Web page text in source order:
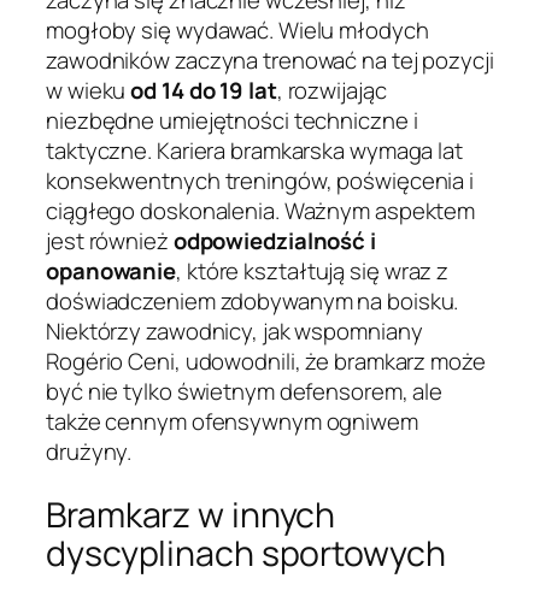
mogłoby się wydawać. Wielu młodych
zawodników zaczyna trenować na tej pozycji
w wiekuod 14 do 19 lat, rozwijając
niezbędne umiejętności techniczne i
taktyczne. Kariera bramkarska wymaga lat
konsekwentnych treningów, poświęcenia i
ciągłego doskonalenia. Ważnym aspektem
jest równieżodpowiedzialność i
opanowanie, które kształtują się wraz z
doświadczeniem zdobywanym na boisku.
Niektórzy zawodnicy, jak wspomniany
Rogério Ceni, udowodnili, że bramkarz może
być nie tylko świetnym defensorem, ale
także cennym ofensywnym ogniwem
drużyny.
Bramkarz w innych
dyscyplinach sportowych